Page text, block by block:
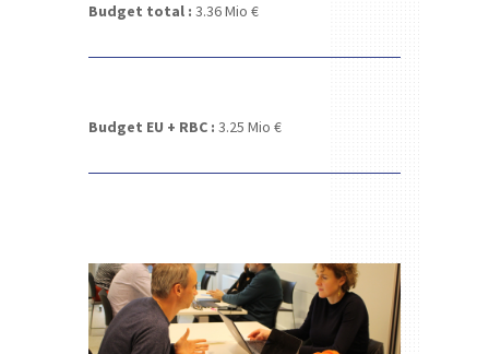
Budget total : 3.36Mio €
Budget EU + RBC : 3.25 Mio €